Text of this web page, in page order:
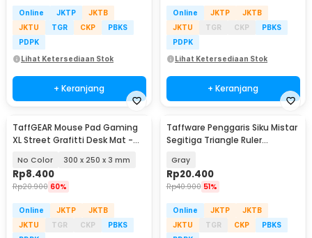
Online JKTP
JKTB
JKTU
TGR CKP
PBKS
PDPK
Lihat Ketersediaan Stok
+ Keranjang
Online JKTP
JKTB
JKTU
TGR CKP
PBKS
PDPK
Lihat Ketersediaan Stok
+ Keranjang
TaffGEAR Mouse Pad Gaming
XL Street Grafitti Desk Mat -
No Color 300 x 250 x 3 mm
Rp8.400
Rp20.900 60%
Online JKTP
JKTB
JKTU
TGR CKP
PBKS
Taffware Penggaris Siku Mistar
Segitiga Triangle Ruler
Gray
Rp20.400
Rp40.900 51%
Online JKTP
JKTB
JKTU
TGR CKP
PBKS